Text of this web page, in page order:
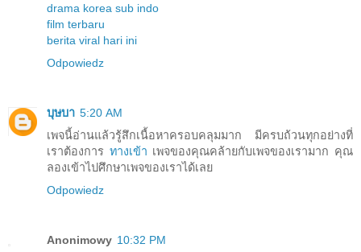
drama korea sub indo
film terbaru
berita viral hari ini
Odpowiedz
บุษบา 5:20 AM
เพจนี้อ่านแล้วรู้สึกเนื้อหาครอบคลุมมาก มีครบถ้วนทุกอย่างที่
เราต้องการ ทางเข้า เพจของคุณคล้ายกับเพจของเรามาก คุณ
ลองเข้าไปศึกษาเพจของเราได้เลย
Odpowiedz
Anonimowy 10:32 PM